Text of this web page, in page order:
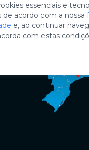
essenciais e
acordo com a nossa
e, ao continuar
com estas